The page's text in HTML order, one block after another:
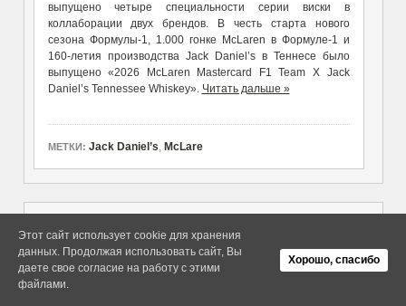
выпущено четыре специальности серии виски в
коллаборации двух брендов. В честь старта нового
сезона Формулы-1, 1.000 гонке McLaren в Формуле-1 и
160-летия производства Jack Daniel’s в Теннесе было
выпущено «2026 McLaren Mastercard F1 Team X Jack
Daniel’s Tennessee Whiskey». Читать дальше »
МЕТКИ: Jack Daniel’s, McLare
Об Arras WordPress Theme
Copyright elitethings. All Rights
Этот сайт использует cookie для хранения
данных. Продолжая использовать сайт, Вы
даете свое согласие на работу с этими
файлами.
Хорошо, спасибо